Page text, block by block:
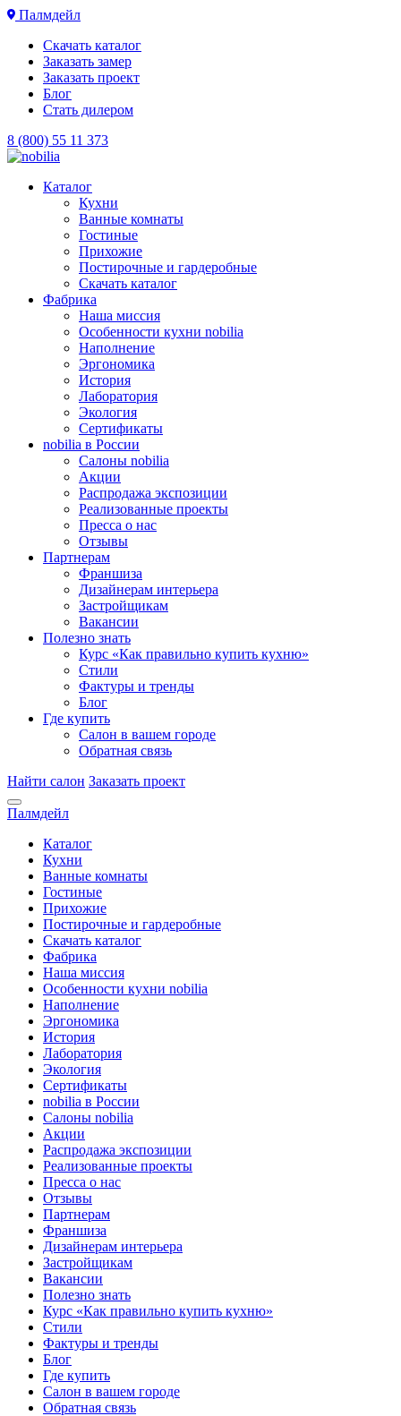
Палмдейл
Скачать каталог
Заказать замер
Заказать проект
Блог
Стать дилером
8 (800) 55 11 373
Каталог
Кухни
Ванные комнаты
Гостиные
Прихожие
Постирочные и гардеробные
Скачать каталог
Фабрика
Наша миссия
Особенности кухни nobilia
Наполнение
Эргономика
История
Лаборатория
Экология
Сертификаты
nobilia в России
Салоны nobilia
Акции
Распродажа экспозиции
Реализованные проекты
Пресса о нас
Отзывы
Партнерам
Франшиза
Дизайнерам интерьера
Застройщикам
Вакансии
Полезно знать
Курс «Как правильно купить кухню»
Cтили
Фактуры и тренды
Блог
Где купить
Салон в вашем городе
Обратная связь
Найти салон Заказать проект
Палмдейл
Каталог
Кухни
Ванные комнаты
Гостиные
Прихожие
Постирочные и гардеробные
Скачать каталог
Фабрика
Наша миссия
Особенности кухни nobilia
Наполнение
Эргономика
История
Лаборатория
Экология
Сертификаты
nobilia в России
Салоны nobilia
Акции
Распродажа экспозиции
Реализованные проекты
Пресса о нас
Отзывы
Партнерам
Франшиза
Дизайнерам интерьера
Застройщикам
Вакансии
Полезно знать
Курс «Как правильно купить кухню»
Cтили
Фактуры и тренды
Блог
Где купить
Салон в вашем городе
Обратная связь